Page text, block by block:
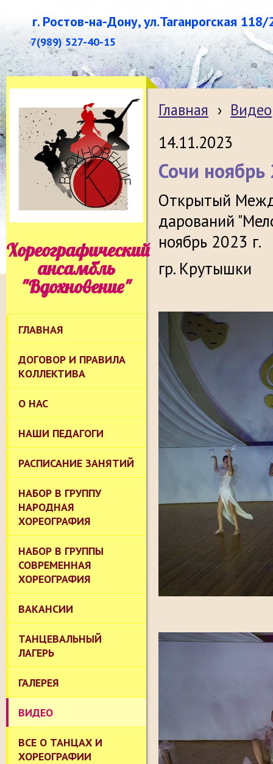
г. Ростов-на-Дону, ул.Таганрогская 118/
7(989) 527-40-15
Хореографический
ансамбль
"Вдохновение"
ГЛАВНАЯ
ДОГОВОР И ПРАВИЛА
КОЛЛЕКТИВА
О НАС
НАШИ ПЕДАГОГИ
РАСПИСАНИЕ ЗАНЯТИЙ
НАБОР В ГРУППУ
НАРОДНАЯ
ХОРЕОГРАФИЯ
НАБОР В ГРУППЫ
СОВРЕМЕННАЯ
ХОРЕОГРАФИЯ
ВАКАНСИИ
ТАНЦЕВАЛЬНЫЙ
ЛАГЕРЬ
ГАЛЕРЕЯ
ВИДЕО
ВСЕ О ТАНЦАХ И
ХОРЕОГРАФИИ
Главная › Видео
14.11.2023
Сочи
Открытый
дарований
ноябрь 2023 г.
гр. Крутышки